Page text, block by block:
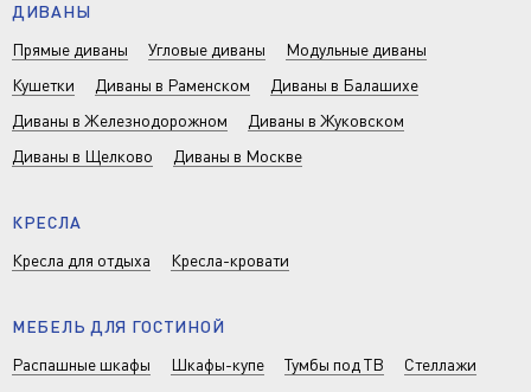
ДИВАНЫ
Прямые диваны
Угловые диваны
Модульные диваны
Кушетки
Диваны в Раменском
Диваны в Балашихе
Диваны в Железнодорожном
Диваны в Жуковском
Диваны в Щелково
Диваны в Москве
КРЕСЛА
Кресла для отдыха
Кресла-кровати
МЕБЕЛЬ ДЛЯ ГОСТИНОЙ
Распашные шкафы
Шкафы-купе Тумбы под ТВ
Стеллажи